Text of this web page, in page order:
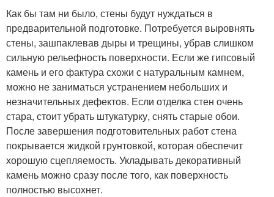
Как бы там ни было, стены будут нуждаться в
предварительной подготовке. Потребуется выровнять
стены, зашпаклевав дыры и трещины, убрав слишком
сильную рельефность поверхности. Если же гипсовый
камень и его фактура схожи с натуральным камнем,
можно не заниматься устранением небольших и
незначительных дефектов. Если отделка стен очень
стара, стоит убрать штукатурку, снять старые обои.
После завершения подготовительных работ стена
покрывается жидкой грунтовкой, которая обеспечит
хорошую сцепляемость. Укладывать декоративный
камень можно сразу после того, как поверхность
полностью высохнет.